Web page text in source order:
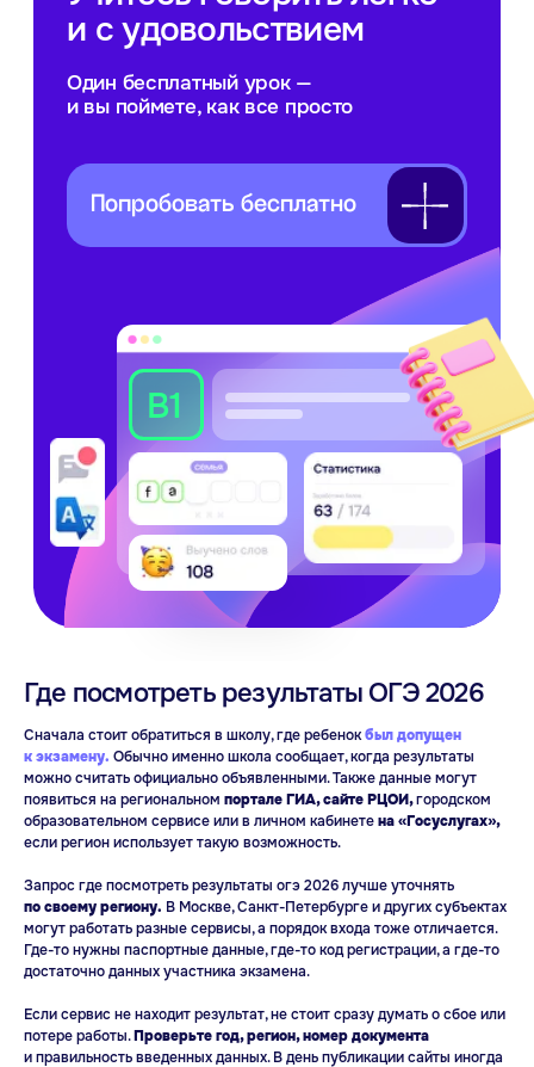
Где посмотреть результаты ОГЭ 2026
Сначала стоит обратиться в школу, где ребенокбыл допущен
к экзамену. Обычно именно школа сообщает, когда результаты
можно считать официально объявленными. Также данные могут
появиться на региональном портале ГИА, сайте РЦОИ,городском
образовательном сервисе или в личном кабинетена «Госуслугах»,
если регион использует такую возможность.
Запрос где посмотреть результаты огэ 2026 лучше уточнять
по своему региону. В Москве, Санкт-Петербурге и других субъектах
могут работать разные сервисы, а порядок входа тоже отличается.
Где-то нужны паспортные данные, где-то код регистрации, а где-то
достаточно данных участника экзамена.
Если сервис не находит результат, не стоит сразу думать о сбое или
потере работы.Проверьте год, регион, номер документа
и правильность введенных данных. В день публикации сайты иногда